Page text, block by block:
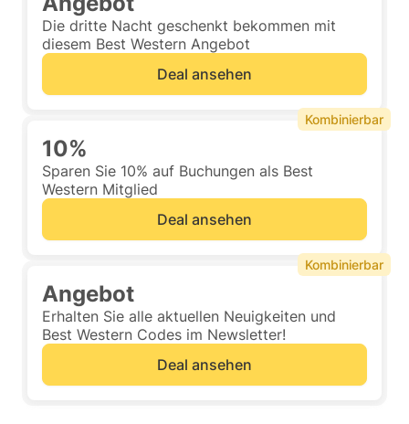
Die dritte Nacht geschenkt bekommen mit
diesem Best Western Angebot
Deal ansehen
10%
Sparen Sie 10% auf Buchungen als Best
Western Mitglied
Deal ansehen
Kombinierbar
Angebot
Erhalten Sie alle aktuellen Neuigkeiten und
Best Western Codes im Newsletter!
Deal ansehen
Kombinierbar